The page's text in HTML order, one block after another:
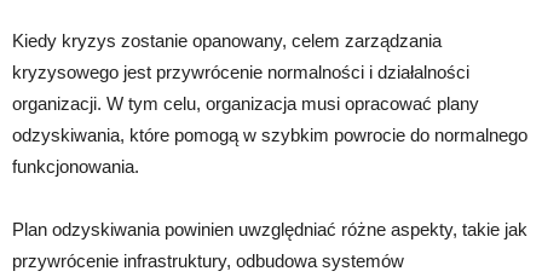
Kiedy kryzys zostanie opanowany, celem zarządzania
kryzysowego jest przywrócenie normalności i działalności
organizacji. W tym celu, organizacja musi opracować plany
odzyskiwania, które pomogą w szybkim powrocie do normalnego
funkcjonowania.
Plan odzyskiwania powinien uwzględniać różne aspekty, takie jak
przywrócenie infrastruktury, odbudowa systemów